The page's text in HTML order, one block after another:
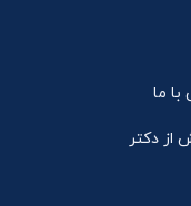
ما
از دکتر